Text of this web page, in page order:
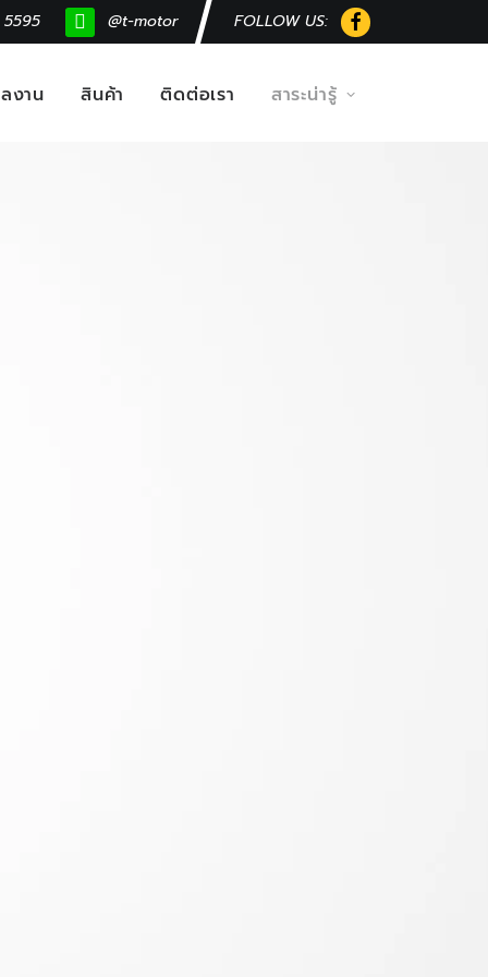
@t-motor FOLLOW US:
งาน สินค้า ติดต่อเรา สาระน่ารู้